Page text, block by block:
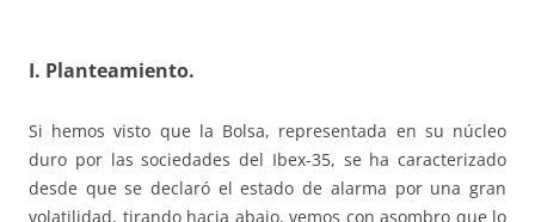
I. Planteamiento.
Si hemos visto que la Bolsa, representada en su núcleo
duro por las sociedades del Ibex-35, se ha caracterizado
desde que se declaró el estado de alarma por una gran
volatilidad, tirando hacia abajo, vemos con asombro que lo